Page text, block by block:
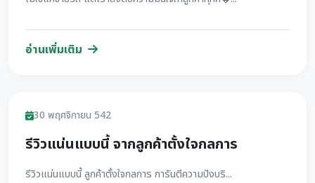
อ่านเพิ่มเติม
รีวิว
30 พฤศจิกายน 542
รีวิวแน่นแบบนี้ จากลูกค้าตั้งใจกลการ
รีวิวแน่นแบบนี้ ลูกค้าตั้งใจกลการ การันตีความปังบริ...